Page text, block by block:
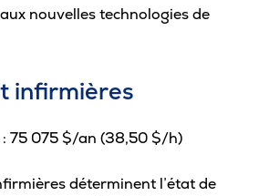
nouvelles technologies de
infirmières
: 75 075 $/an (38,50 $/h)
déterminent l’état de